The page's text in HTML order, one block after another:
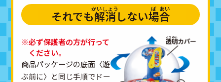
それでも解消しない場合
※必ず保護者の方が行って
ください。
商品パッケージの底面〈遊
ぶ前に〉と同じ手順でドー